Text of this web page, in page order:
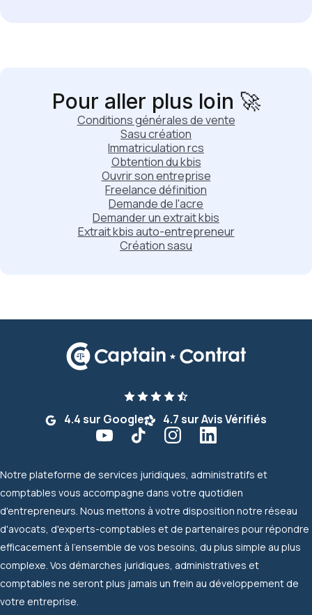
Pour aller plus loin 🚀
Conditions générales de vente
Sasu création
Immatriculation rcs
Obtention du kbis
Ouvrir son entreprise
Freelance définition
Demande de l'acre
Demander un extrait kbis
Extrait kbis auto-entrepreneur
Création sasu
4.4 sur Google 4.7 sur Avis Vérifiés
Notre plateforme de services juridiques, administratifs et
comptables vous accompagne dans votre quotidien
d'entrepreneurs. Nous mettons à votre disposition notre réseau
d'avocats, d'experts-comptables et de partenaires pour répondre
efficacement à l'ensemble de vos besoins, du plus simple au plus
complexe. Vos démarches juridiques, administratives et
comptables ne seront plus jamais un frein au développement de
votre entreprise.